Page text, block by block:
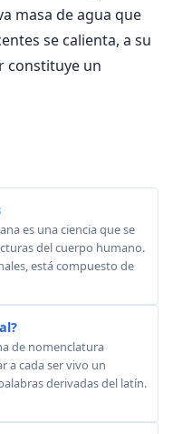
masa de agua que
se calienta, a su
constituye un
es una ciencia que se
del cuerpo humano.
está compuesto de
de nomenclatura
a cada ser vivo un
derivadas del latín.